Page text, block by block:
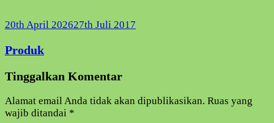
20th April 202627th Juli 2017
Produk
Tinggalkan Komentar
Alamat email Anda tidak akan dipublikasikan. Ruas yang
wajib ditandai *